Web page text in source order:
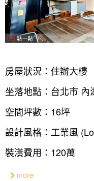
房屋狀況：住辦大樓
坐落地點：台北市 內
空間坪數：16坪
設計風格：工業風
裝潢費用：120萬
more